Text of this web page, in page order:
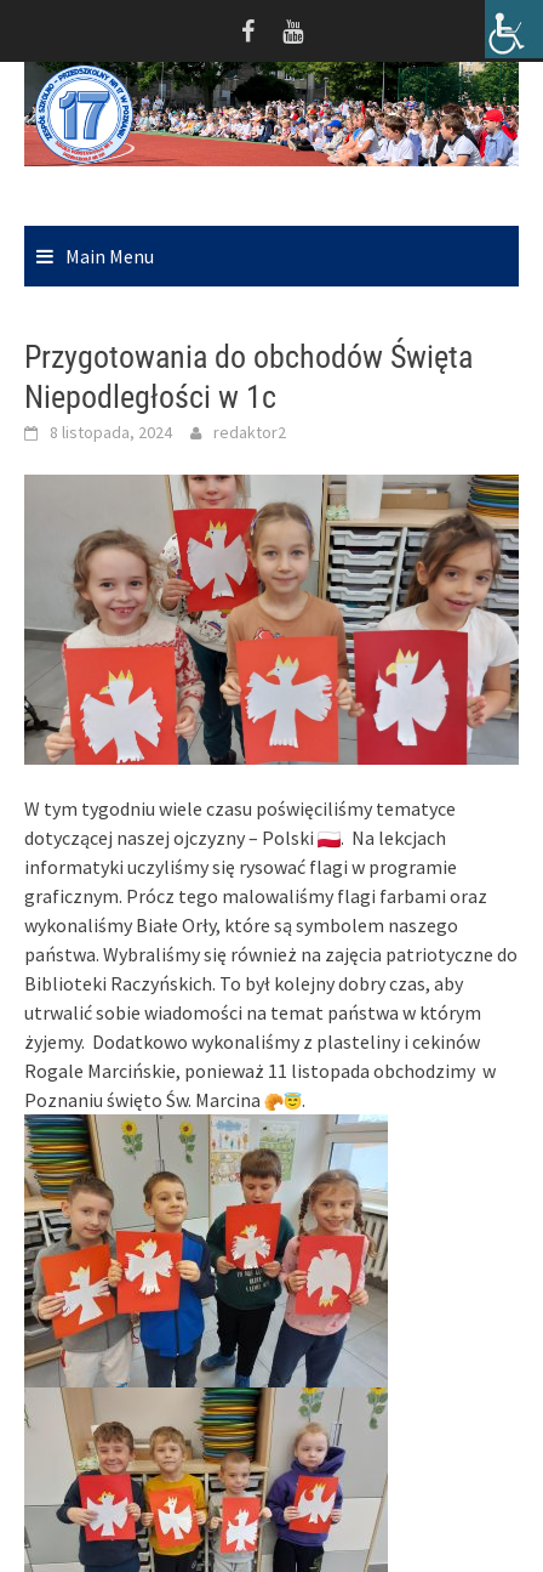
content
Main Menu
Przygotowania do obchodów Święta
Niepodległości w 1c
8 listopada, 2024 redaktor2
W tym tygodniu wiele czasu poświęciliśmy tematyce
dotyczącej naszej ojczyzny – Polski
. Na lekcjach
informatyki uczyliśmy się rysować flagi w programie
graficznym. Prócz tego malowaliśmy flagi farbami oraz
wykonaliśmy Białe Orły, które są symbolem naszego
państwa. Wybraliśmy się również na zajęcia patriotyczne do
Biblioteki Raczyńskich. To był kolejny dobry czas, aby
utrwalić sobie wiadomości na temat państwa w którym
żyjemy. Dodatkowo wykonaliśmy z plasteliny i cekinów
Rogale Marcińskie, ponieważ 11 listopada obchodzimy w
Poznaniu święto Św. Marcina
.